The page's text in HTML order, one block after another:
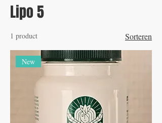
Lipo 5
1 product Sorteren
New